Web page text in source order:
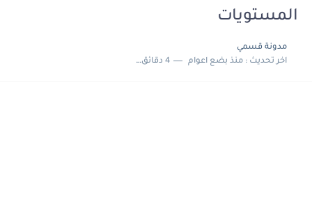
المستويات
مدونة قسمي
اخر تحديث :منذ بضع اعوام 4 دقائق للقراءة